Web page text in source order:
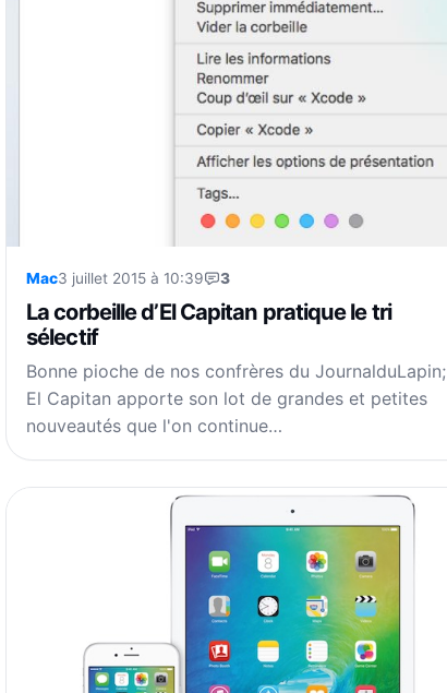
Mac3 juillet 2015 à 10:39 3
La corbeille d’El Capitan pratique le tri
sélectif
Bonne pioche de nos confrères du JournalduLapin;
El Capitan apporte son lot de grandes et petites
nouveautés que l'on continue…